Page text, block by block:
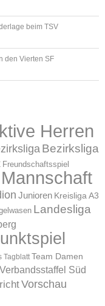
beim TSV
den Vierten SF
Herren
Bezirksliga
Freundschaftsspiel
Junioren Kreisliga A3
Landesliga
Tagblatt Team Damen
Verbandsstaffel Süd
Vorschau